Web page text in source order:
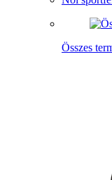
Összes